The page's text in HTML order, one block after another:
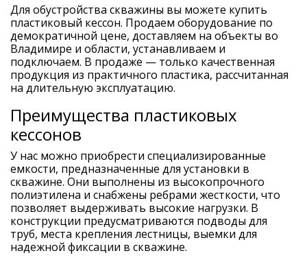
Для обустройства скважины вы можете купить
пластиковый кессон. Продаем оборудование по
демократичной цене, доставляем на объекты во
Владимире и области, устанавливаем и
подключаем. В продаже — только качественная
продукция из практичного пластика, рассчитанная
на длительную эксплуатацию.
Преимущества пластиковых
кессонов
У нас можно приобрести специализированные
емкости, предназначенные для установки в
скважине. Они выполнены из высокопрочного
полиэтилена и снабжены ребрами жесткости, что
позволяет выдерживать высокие нагрузки. В
конструкции предусматриваются подводы для
труб, места крепления лестницы, выемки для
надежной фиксации в скважине.